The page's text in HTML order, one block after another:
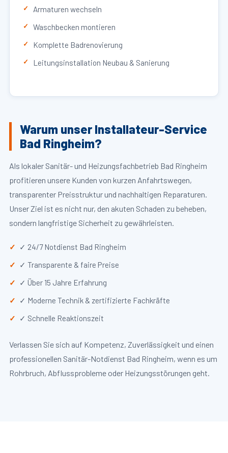
Armaturen wechseln
Waschbecken montieren
Komplette Badrenovierung
Leitungsinstallation Neubau & Sanierung
Warum unser Installateur-Service
Bad Ringheim?
Als lokaler Sanitär- und Heizungsfachbetrieb Bad Ringheim
profitieren unsere Kunden von kurzen Anfahrtswegen,
transparenter Preisstruktur und nachhaltigen Reparaturen.
Unser Ziel ist es nicht nur, den akuten Schaden zu beheben,
sondern langfristige Sicherheit zu gewährleisten.
✓ 24/7 Notdienst Bad Ringheim
✓ Transparente & faire Preise
✓ Über 15 Jahre Erfahrung
✓ Moderne Technik & zertifizierte Fachkräfte
✓ Schnelle Reaktionszeit
Verlassen Sie sich auf Kompetenz, Zuverlässigkeit und einen
professionellen Sanitär-Notdienst Bad Ringheim, wenn es um
Rohrbruch, Abflussprobleme oder Heizungsstörungen geht.